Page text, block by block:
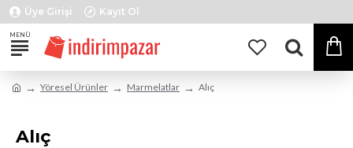
Üye Girişi Kayıt Ol
Yöresel Ürünler Marmelatlar Alıç
Alıç